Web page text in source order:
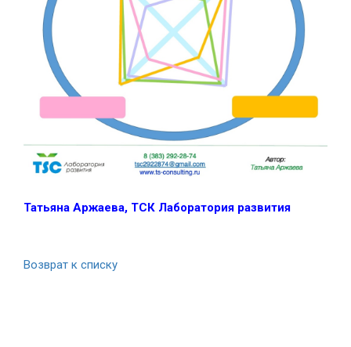
Татьяна Аржаева, ТСК Лаборатория развития
Возврат к списку